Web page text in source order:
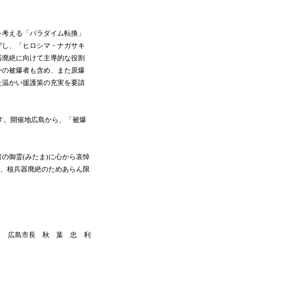
える「パラダイム転換」
、「ヒロシマ・ナガサキ
絶に向けて主導的な役割
被爆者も含め、また原爆
かい援護策の充実を要請
。開催地広島から、「被爆
御霊(みたま)に心から哀悼
核兵器廃絶のためあらん限
広島市長 秋 葉 忠 利